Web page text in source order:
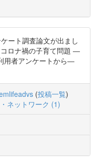
ート調査論文が出まし
ロナ禍の子育て問題 ―
用者アンケートから―
(投稿一覧)
ネットワーク (1)